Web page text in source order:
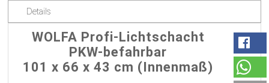
Details
WOLFA Profi-Lichtschacht
PKW-befahrbar
101 x 66 x 43 cm (Innenmaß)